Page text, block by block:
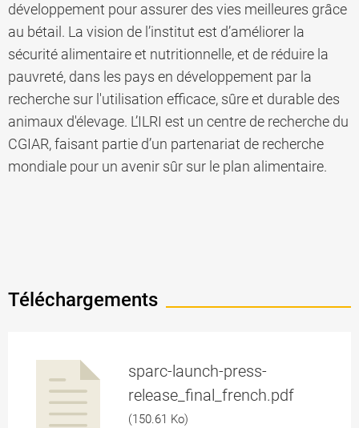
développement pour assurer des vies meilleures grâce
au bétail. La vision de l’institut est d’améliorer la
sécurité alimentaire et nutritionnelle, et de réduire la
pauvreté, dans les pays en développement par la
recherche sur l'utilisation efficace, sûre et durable des
animaux d'élevage. L’ILRI est un centre de recherche du
CGIAR, faisant partie d’un partenariat de recherche
mondiale pour un avenir sûr sur le plan alimentaire.
Téléchargements
sparc-launch-press-
release_final_french.pdf
(150.61 Ko)